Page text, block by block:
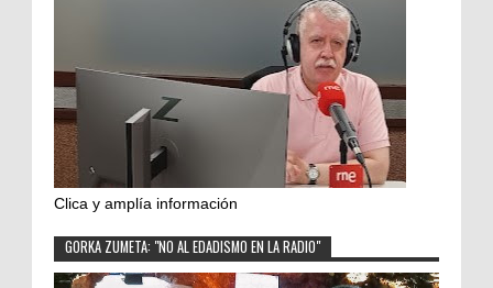
Clica y amplía información
GORKA ZUMETA: "NO AL EDADISMO EN LA RADIO"